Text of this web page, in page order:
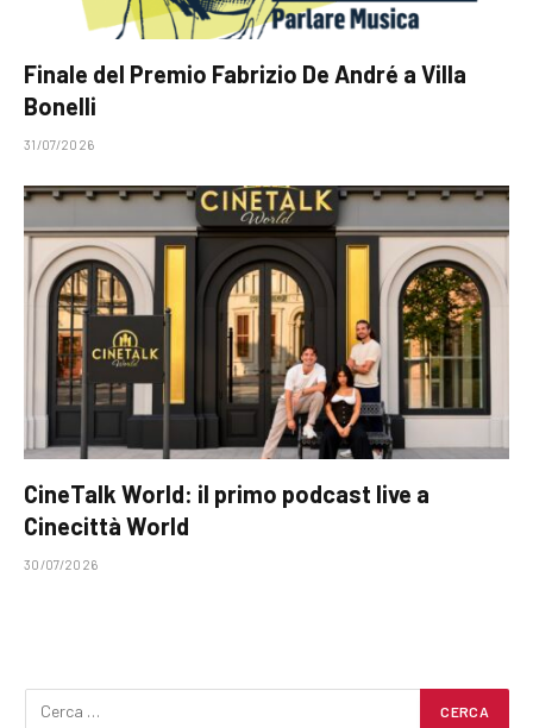
Finale del Premio Fabrizio De André a Villa
Bonelli
31/07/2026
CineTalk World: il primo podcast live a
Cinecittà World
30/07/2026